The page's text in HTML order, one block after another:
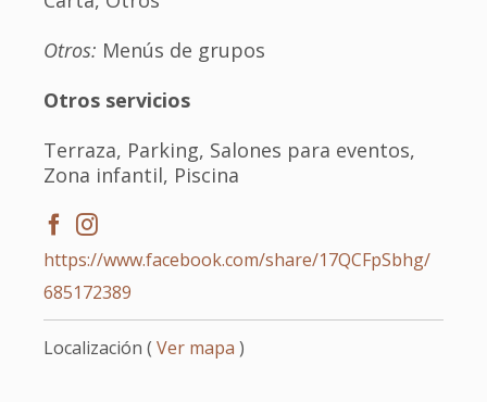
Otros: Menús de grupos
Otros servicios
Terraza, Parking, Salones para eventos,
Zona infantil, Piscina
https://www.facebook.com/share/17QCFpSbhg/
685172389
Localización ( Ver mapa )